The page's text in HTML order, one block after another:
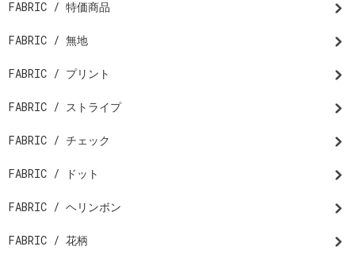
FABRIC / 特価商品
FABRIC / 無地
FABRIC / プリント
FABRIC / ストライプ
FABRIC / チェック
FABRIC / ドット
FABRIC / ヘリンボン
FABRIC / 花柄